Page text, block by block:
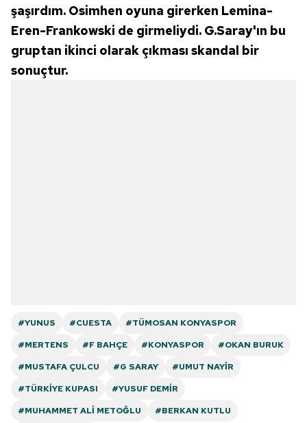
şaşırdım. Osimhen oyuna girerken Lemina-
Eren-Frankowski de girmeliydi. G.Saray'ın bu
gruptan ikinci olarak çıkması skandal bir
sonuçtur.
#YUNUS #CUESTA
#TÜMOSAN KONYASPOR
#MERTENS
#F BAHÇE #KONYASPOR
#OKAN BURUK
#MUSTAFA ÇULCU
#G SARAY
#UMUT NAYIR
#TÜRKIYE KUPASI
#YUSUF DEMIR
#MUHAMMET ALI METOĞLU
#BERKAN KUTLU